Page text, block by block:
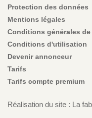
Protection des données
Mentions légales
Conditions générales de
Conditions d'utilisation
Devenir annonceur
Tarifs
Tarifs compte premium
Réalisation du site : La